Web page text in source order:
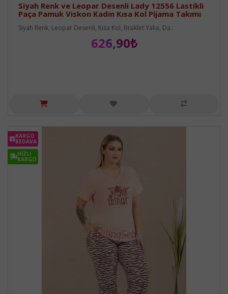
Siyah Renk ve Leopar Desenli Lady 12556 Lastikli
Paça Pamuk Viskon Kadın Kısa Kol Pijama Takımı
Siyah Renk, Leopar Desenli, Kısa Kol, Bisiklet Yaka, Da..
626,90₺
KARGO
BEDAVA
HIZLI
KARGO